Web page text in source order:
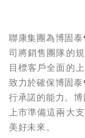
聯康集團為博固
司將銷售團隊的
目標客戶全面的
致力於確保博固
行承諾的能力。
上市準備這兩大
美好未來。